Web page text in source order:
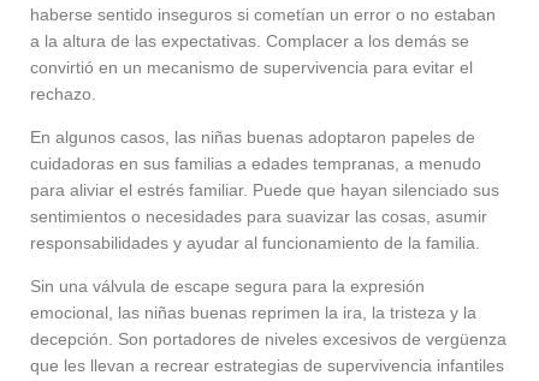
haberse sentido inseguros si cometían un error o no estaban
a la altura de las expectativas. Complacer a los demás se
convirtió en un mecanismo de supervivencia para evitar el
rechazo.
En algunos casos, las niñas buenas adoptaron papeles de
cuidadoras en sus familias a edades tempranas, a menudo
para aliviar el estrés familiar. Puede que hayan silenciado sus
sentimientos o necesidades para suavizar las cosas, asumir
responsabilidades y ayudar al funcionamiento de la familia.
Sin una válvula de escape segura para la expresión
emocional, las niñas buenas reprimen la ira, la tristeza y la
decepción. Son portadores de niveles excesivos de vergüenza
que les llevan a recrear estrategias de supervivencia infantiles